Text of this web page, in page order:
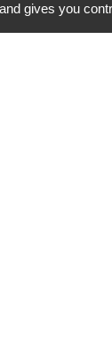
gives you